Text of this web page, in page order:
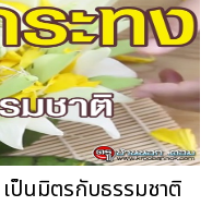
ป็นมิตรกับธรรมชาติ